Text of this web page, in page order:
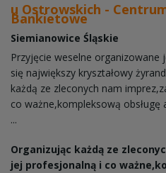
u Ostrowskich -
Bankietowe
Siemianowice Śląskie
Przyjęcie weselne
się największy kryształowy
każdą ze zleconych nam
co ważne,kompleksową
...
Organizując każdą ze
jej profesjonalną i co